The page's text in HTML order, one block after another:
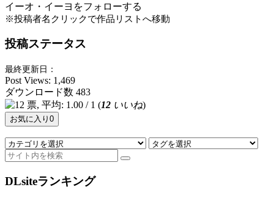
イーオ・イーヨをフォローする
※投稿者名クリックで作品リストへ移動
投稿ステータス
最終更新日：
Post Views: 1,469
ダウンロード数 483
(12 いいね)
お気に入り 0
DLsiteランキング